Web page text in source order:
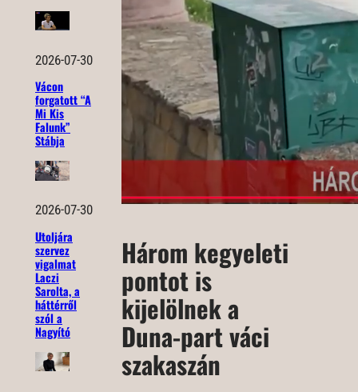
2026-07-30
Vácon
forgatott “A
Mi Kis
Falunk”
Stábja
2026-07-30
Utoljára
szervez
vigalmat
Laczi
Sarolta, a
háttérről
szól a
Nagyító
Három kegyeleti
pontot is
kijelölnek a
Duna-part váci
szakaszán